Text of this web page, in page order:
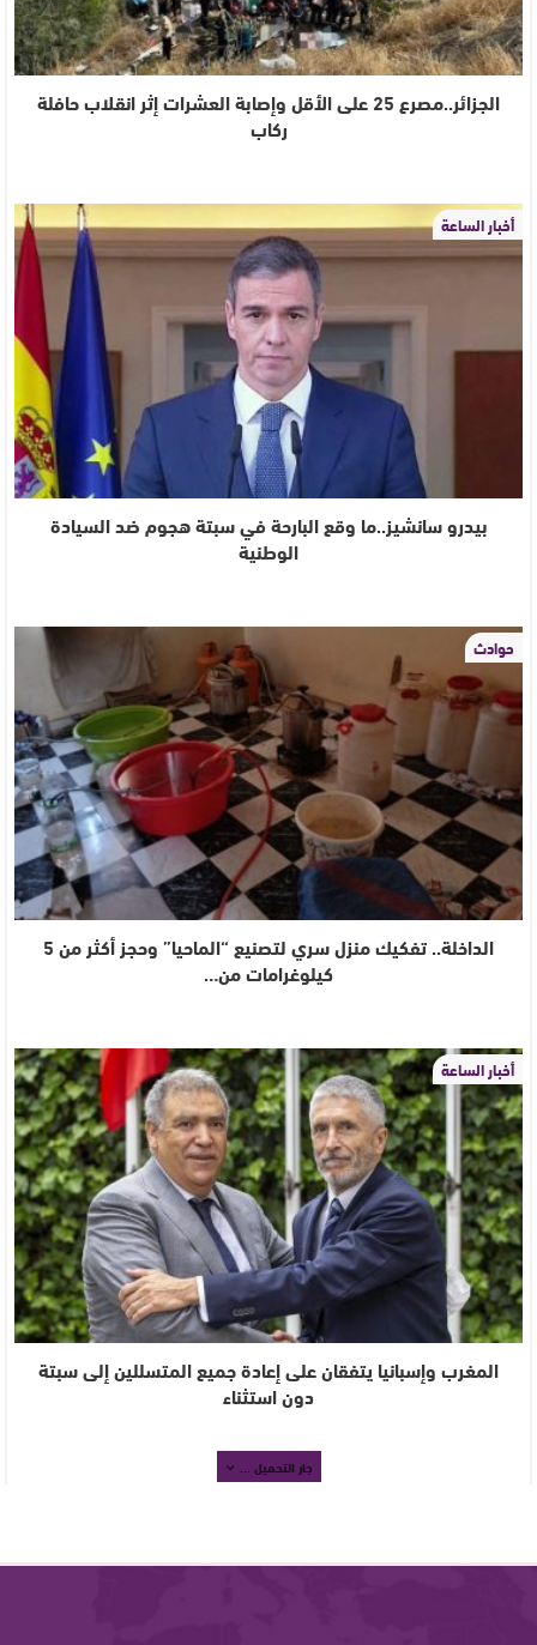
الجزائر..مصرع 25 على الأقل وإصابة العشرات إثر انقلاب حافلة
ركاب
أخبار الساعة
بيدرو سانشيز..ما وقع البارحة في سبتة هجوم ضد السيادة
الوطنية
حوادث
الداخلة.. تفكيك منزل سري لتصنيع “الماحيا” وحجز أكثر من 5
كيلوغرامات من…
أخبار الساعة
المغرب وإسبانيا يتفقان على إعادة جميع المتسللين إلى سبتة
دون استثناء
جار التحميل ...